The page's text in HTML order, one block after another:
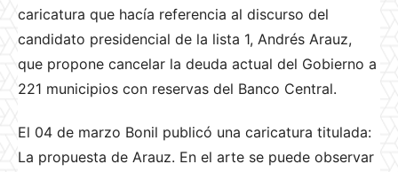
caricatura que hacía referencia al discurso del
candidato presidencial de la lista 1, Andrés Arauz,
que propone cancelar la deuda actual del Gobierno a
221 municipios con reservas del Banco Central.
El 04 de marzo Bonil publicó una caricatura titulada:
La propuesta de Arauz. En el arte se puede observar